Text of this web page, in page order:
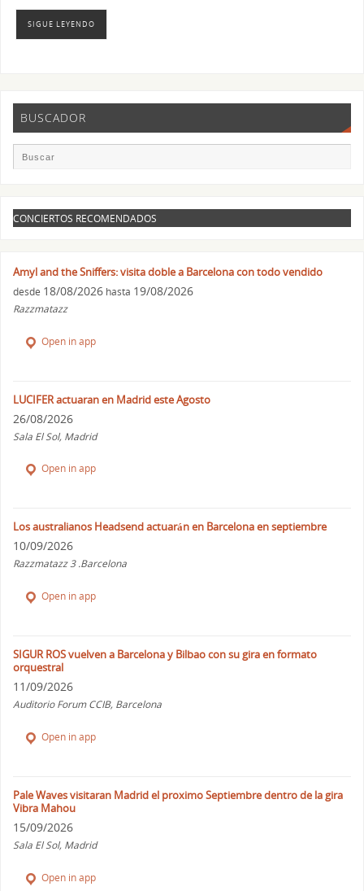
SIGUE LEYENDO
BUSCADOR
CONCIERTOS RECOMENDADOS
Amyl and the Sniffers: visita doble a Barcelona con todo vendido
desde 18/08/2026 hasta 19/08/2026
Razzmatazz
Open in app
LUCIFER actuaran en Madrid este Agosto
26/08/2026
Sala El Sol, Madrid
Open in app
Los australianos Headsend actuarán en Barcelona en septiembre
10/09/2026
Razzmatazz 3 .Barcelona
Open in app
SIGUR ROS vuelven a Barcelona y Bilbao con su gira en formato
orquestral
11/09/2026
Auditorio Forum CCIB, Barcelona
Open in app
Pale Waves visitaran Madrid el proximo Septiembre dentro de la gira
Vibra Mahou
15/09/2026
Sala El Sol, Madrid
Open in app